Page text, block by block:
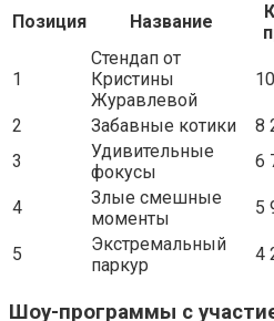
Позиция Название
1
Стендап от
Кристины
Журавлевой
2 Забавные котики 8
3
Удивительные
фокусы
6
4
Злые смешные
моменты
5
5
Экстремальный
паркур
4
Шоу-программы с